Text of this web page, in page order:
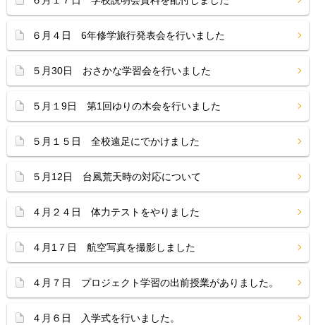
６月４日 6年修学旅行発表会を行いました
５月30日 おさかな学習会を行いました
５月１9日 第1回ゆりの木会を行いました
５月１５日 全校遠足にでかけました
５月12日 台風荒天時の対応について
４月２４日 体力テストをやりました
４月1７日 航空写真を撮影しました
４月７日 プロジェクト学習の出前授業がありました。
４月６日 入学式を行いました。